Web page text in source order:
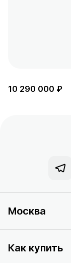
10 290 000 ₽
Москва
Как купить